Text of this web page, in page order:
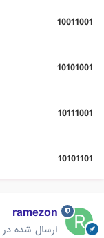
10011001
10101001
10111001
10101101
ramezon
ارسال شده در